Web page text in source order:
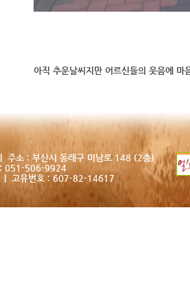
아직 추운날씨지만 어르신들의 웃음에 마
소 : 부산시 동래구 미남로 148 (2층)
051-506-9924
| 고유번호 : 607-82-14617